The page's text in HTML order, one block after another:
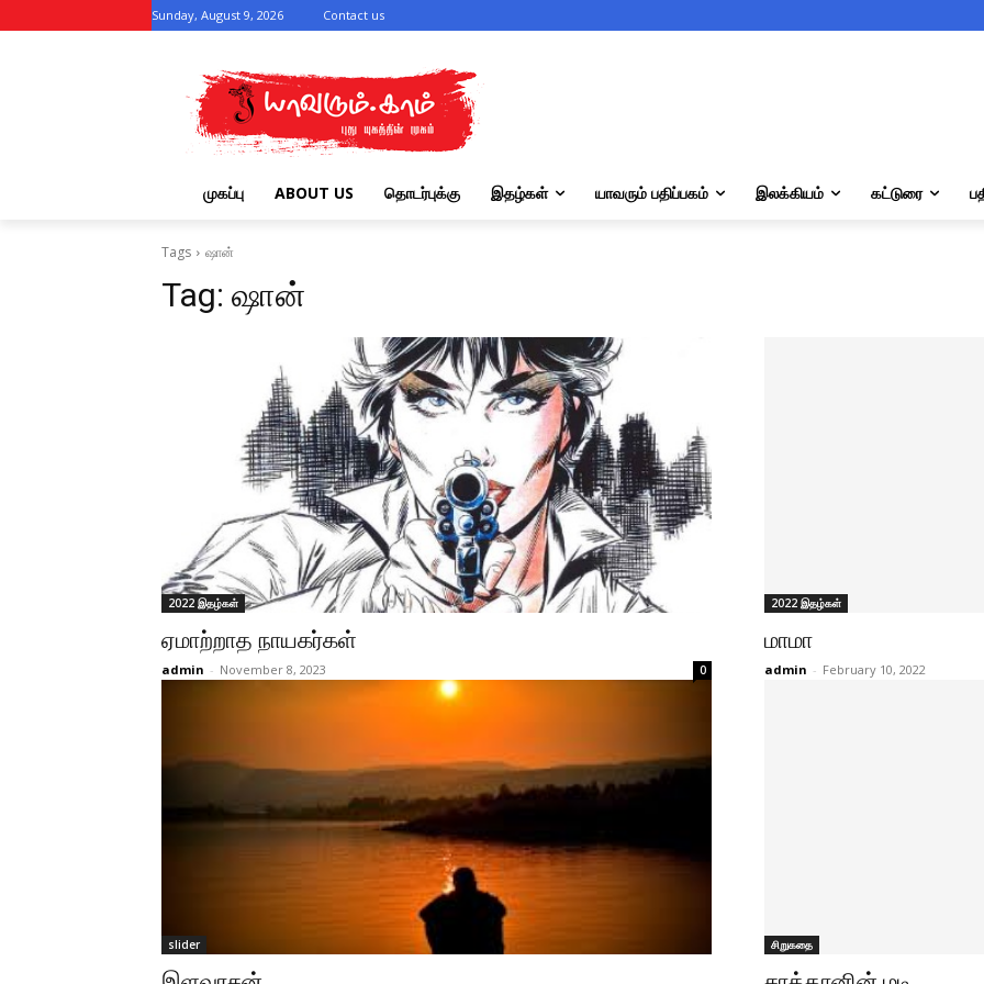
Sunday, August 9, 2026 Contact us
முகப்பு ABOUT US தொடர்புக்கு இதழ்கள் யாவரும் பதிப்பகம் இலக்கியம் கட்டுரை
Tags ஷான்
Tag: ஷான்
2022 இதழ்கள்
ஏமாற்றாத நாயகர்கள்
admin - November 8, 2023 0
2022 இதழ்கள்
மாமா
admin - February 10, 2022
slider சிறுகதை